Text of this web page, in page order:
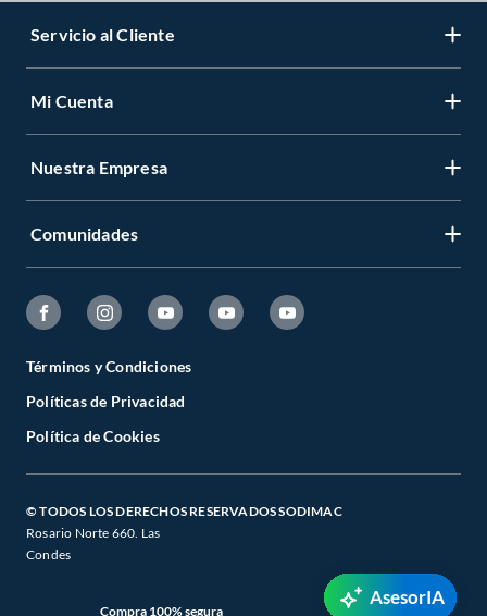
Servicio al Cliente
Mi Cuenta
Nuestra Empresa
Comunidades
Términos y Condiciones
Políticas de Privacidad
Política de Cookies
© TODOS LOS DERECHOS RESERVADOS SODIMAC
Rosario Norte 660. Las
Condes
Compra 100% segura
AsesorIA